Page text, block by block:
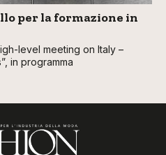
per la formazione in
level meeting on Italy –
in programma